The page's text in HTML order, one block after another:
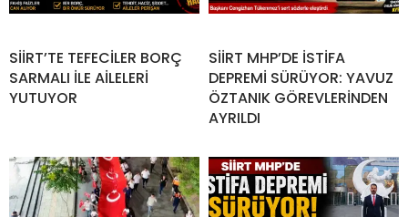
SİİRT’TE TEFECİLER BORÇ
SARMALI İLE AİLELERİ
YUTUYOR
SİİRT MHP’DE İSTİFA
DEPREMİ SÜRÜYOR: YAVUZ
ÖZTANIK GÖREVLERİNDEN
AYRILDI